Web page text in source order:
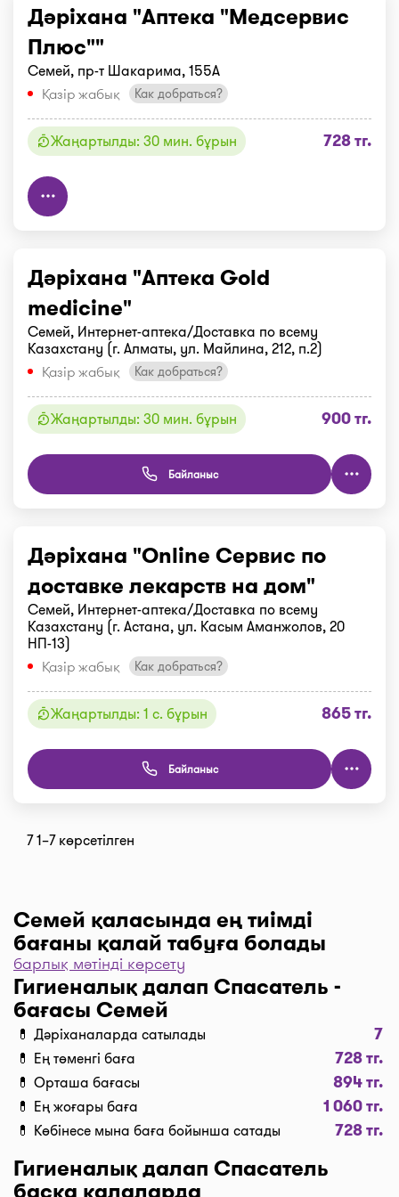
Дәріхана "Аптека "Медсервис
Плюс""
Семей, пр-т Шакарима, 155А
Қазір жабық
Как добраться?
Жаңартылды: 30 мин. бұрын 728 тг.
Дәріхана "Аптека Gold
medicine"
Семей, Интернет-аптека/Доставка по всему
Казахстану (г. Алматы, ул. Майлина, 212, п.2)
Қазір жабық
Как добраться?
Жаңартылды: 30 мин. бұрын 900 тг.
Байланыс
Дәріхана "Online Сервис по
доставке лекарств на дом"
Семей, Интернет-аптека/Доставка по всему
Казахстану (г. Астана, ул. Касым Аманжолов, 20
НП-13)
Қазір жабық
Как добраться?
Жаңартылды: 1 с. бұрын 865 тг.
Байланыс
7 1–7 көрсетілген
Семей қаласында ең тиімді
бағаны қалай табуға болады
Дәріханаларды баға бойынша іріктеу үшін “Сүзгі”
түймесін, одан әрі “Бағасы бойынша, 1… бастап
…” және “Таңдау” деген түймені басыңыз.
Дәріханадағы ең төмен баға сіздің алдыңызда. I-
teka сервисінің көмегімен үнемдеңіз!
Жеткізу
Семей қаласында дәрі-дәрмекті тез жеткізу керек
пе? Қажетті дәрілерді “Сатып алу” түймесі
бойынша кәрзеңкеге салып, “Дәріхананы таңдау”
түймесін басып тапсырыс ресімдеңіз, содан соң
барлық мәтінді көрсету
Гигиеналық далап Спасатель -
бағасы Семей
💊 Дәріханаларда сатылады 7
💊 Ең төменгі баға 728 тг.
💊 Орташа бағасы 894 тг.
💊 Ең жоғары баға 1 060 тг.
💊 Көбінесе мына баға бойынша сатады 728 тг.
Гигиеналық далап Спасатель